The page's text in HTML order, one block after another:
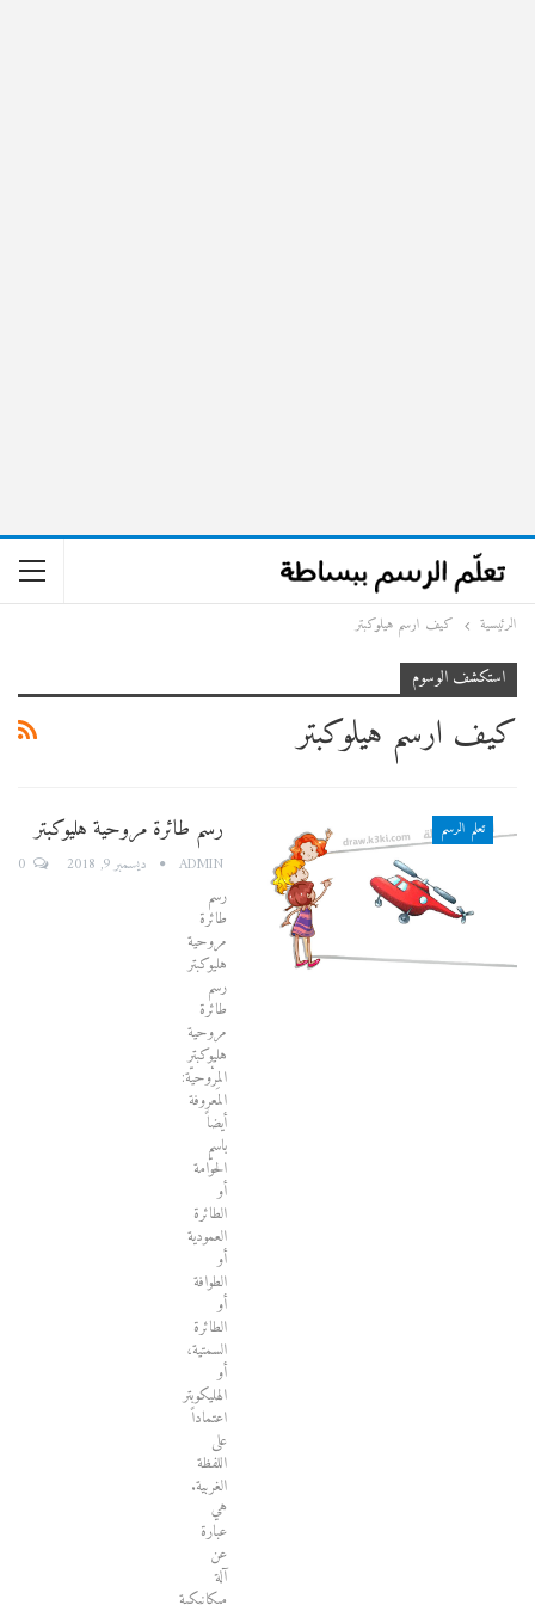
الرئيسية كيف ارسم هيلوكبتر
استكشف الوسوم
كيف ارسم هيلوكبتر
تعلم الرسم رسم طائرة مروحية هليوكبتر
ADMIN ديسمبر 9, 2018
رسم
طائرة
مروحية
هليوكبتر
رسم
طائرة
مروحية
هليوكبتر
المِرْوحيّة:
المعروفة
أيضاً
باسم
الحوّامة
أو
الطائرة
العمودية
أو
الطوافة
أو
الطائرة
السمتية،
أو
الهليكوبتر
اعتماداً
على
اللفظة
الغربية.
هي
عبارة
عن
آلة